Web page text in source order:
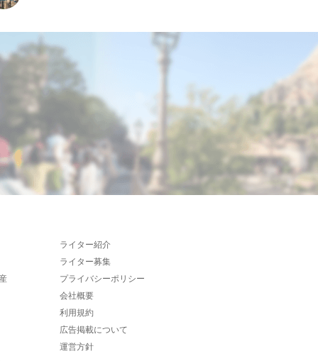
ライター紹介
ライター募集
プライバシーポリシー
会社概要
利用規約
広告掲載について
運営方針